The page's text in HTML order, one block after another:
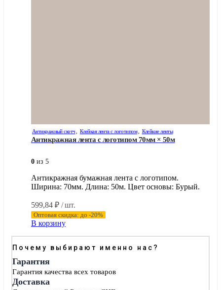
Антикражный скотч, Клейкая лента с логотипом, Клейкие ленты
Антикражная лента с логотипом 70мм × 50м
0 из 5
Антикражная бумажная лента с логотипом.
Ширина: 70мм. Длина: 50м. Цвет основы: Бурый.
599,84 ₽ / шт.
Оптовая скидка: до -20%
В корзину
Почему выбирают именно нас?
Гарантия
Гарантия качества всех товаров
Доставка